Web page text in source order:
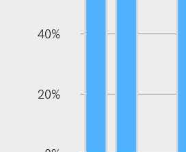
40%
20%